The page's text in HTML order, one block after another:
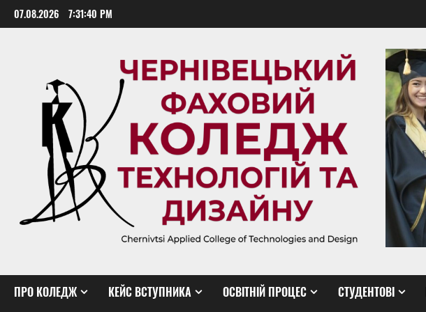
Skip
to
07.08.2026 7:31:40 PM
ПРО КОЛЕДЖ КЕЙС ВСТУПНИКА ОСВІТНІЙ ПРОЦЕС СТУДЕНТОВІ